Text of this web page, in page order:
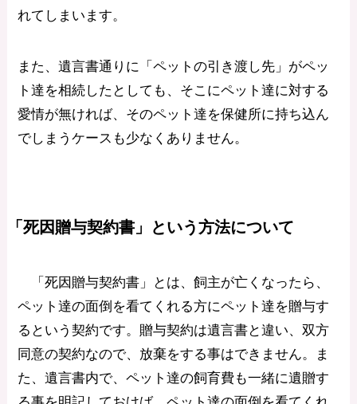
れてしまいます。
また、遺言書通りに「ペットの引き渡し先」がペッ
ト達を相続したとしても、そこにペット達に対する
愛情が無ければ、そのペット達を保健所に持ち込ん
でしまうケースも少なくありません。
「死因贈与契約書」という方法について
「死因贈与契約書」とは、飼主が亡くなったら、
ペット達の面倒を看てくれる方にペット達を贈与す
るという契約です。贈与契約は遺言書と違い、双方
同意の契約なので、放棄をする事はできません。ま
た、遺言書内で、ペット達の飼育費も一緒に遺贈す